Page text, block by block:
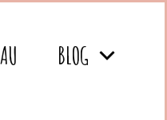
BLOG